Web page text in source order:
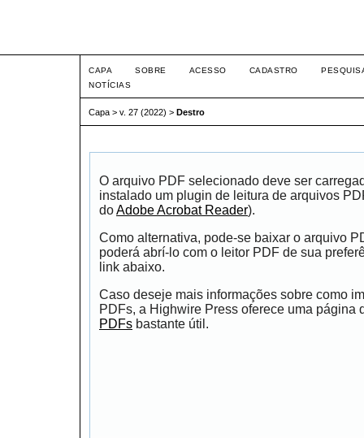
CAPA SOBRE ACESSO CADASTRO
NOTÍCIAS
Capa > v. 27 (2022) > Destro
O arquivo PDF selecionado deve ser
instalado um plugin de leitura de arquivos
doAdobe Acrobat Reader).
Como alternativa, pode-se baixar o arquivo
poderá abrí-lo com o leitor PDF de sua
link abaixo.
Caso deseje mais informações sobre como
PDFs, a Highwire Press oferece uma página
PDFs bastante útil.